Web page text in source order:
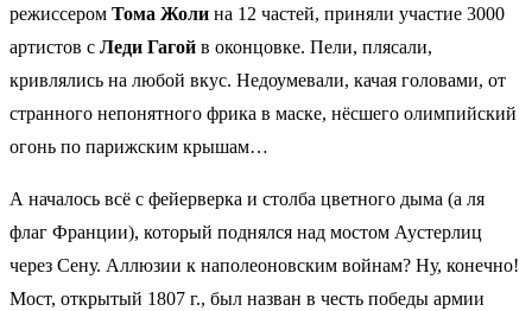
режиссером Тома Жоли на 12 частей, приняли участие 3000
артистов с Леди Гагой в оконцовке. Пели, плясали,
кривлялись на любой вкус. Недоумевали, качая головами, от
странного непонятного фрика в маске, нёсшего олимпийский
огонь по парижским крышам…
А началось всё с фейерверка и столба цветного дыма (а ля
флаг Франции), который поднялся над мостом Аустерлиц
через Сену. Аллюзии к наполеоновским войнам? Ну, конечно!
Мост, открытый 1807 г., был назван в честь победы армии